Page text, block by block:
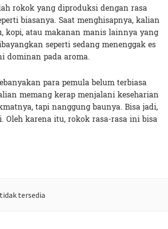
rokok yang diproduksi dengan rasa
biasanya. Saat menghisapnya, kalian
kopi, atau makanan manis lainnya yang
seperti sedang menenggak es
dominan pada aroma.
para pemula belum terbiasa
memang kerap menjalani keseharian
tapi nanggung baunya. Bisa jadi,
karena itu, rokok rasa-rasa ini bisa
tersedia